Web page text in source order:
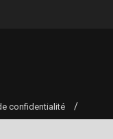
confidentialité